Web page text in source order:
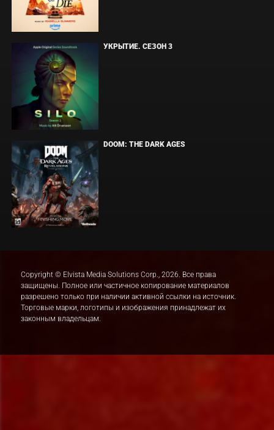
УКРЫТИЕ. СЕЗОН 3
DOOM: THE DARK AGES
Copyright © Elvista Media Solutions Corp., 2026. Все права
защищены. Полное или частичное копирование материалов
разрешено только при наличии активной ссылки на источник.
Торговые марки, логотипы и изображения принадлежат их
законным владельцам.